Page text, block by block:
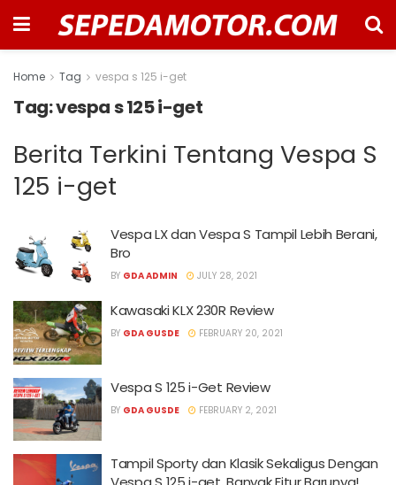
Home Tag vespa s 125 i-get
Tag:vespa s 125 i-get
Berita Terkini Tentang Vespa S
125 i-get
Vespa LX dan Vespa S Tampil Lebih Berani,
Bro
BY GDA ADMIN JULY 28, 2021
Kawasaki KLX 230R Review
BY GDA GUSDE FEBRUARY 20, 2021
Vespa S 125 i-Get Review
BY GDA GUSDE FEBRUARY 2, 2021
Tampil Sporty dan Klasik Sekaligus Dengan